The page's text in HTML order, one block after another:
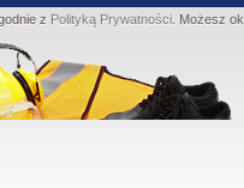
z Polityką Prywatności. Możesz